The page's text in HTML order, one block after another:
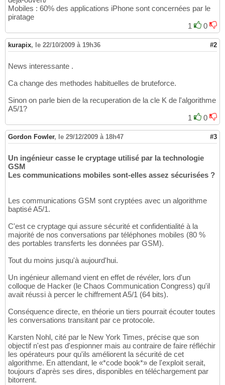
Mobiles : 60% des applications iPhone sont concernées par le
piratage
1
0
kurapix, le 22/10/2009 à 19h36 #2
News interessante .
Ca change des methodes habituelles de bruteforce.
Sinon on parle bien de la recuperation de la cle K de l'algorithme
A5/1?
1
0
Gordon Fowler, le 29/12/2009 à 18h47 #3
Un ingénieur casse le cryptage utilisé par la technologie
GSM
Les communications mobiles sont-elles assez sécurisées ?
Les communications GSM sont cryptées avec un algorithme
baptisé A5/1.
C'est ce cryptage qui assure sécurité et confidentialité à la
majorité de nos conversations par téléphones mobiles (80 %
des portables transferts les données par GSM).
Tout du moins jusqu'à aujourd'hui.
Un ingénieur allemand vient en effet de révéler, lors d'un
colloque de Hacker (le Chaos Communication Congress) qu'il
avait réussi à percer le chiffrement A5/1 (64 bits).
Conséquence directe, en théorie un tiers pourrait écouter toutes
les conversations transitant par ce protocole.
Karsten Nohl, cité par le New York Times, précise que son
objectif n'est pas d'espionner mais au contraire de faire réfléchir
les opérateurs pour qu'ils améliorent la sécurité de cet
algorithme. En attendant, le «*code book*» de l'exploit serait,
toujours d'après ses dires, disponibles en téléchargement par
bitorrent.